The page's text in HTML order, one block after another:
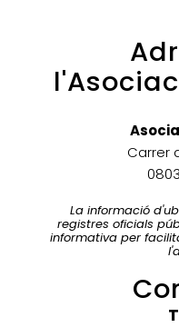
Carrer
La informació
registres oficials
informativa per